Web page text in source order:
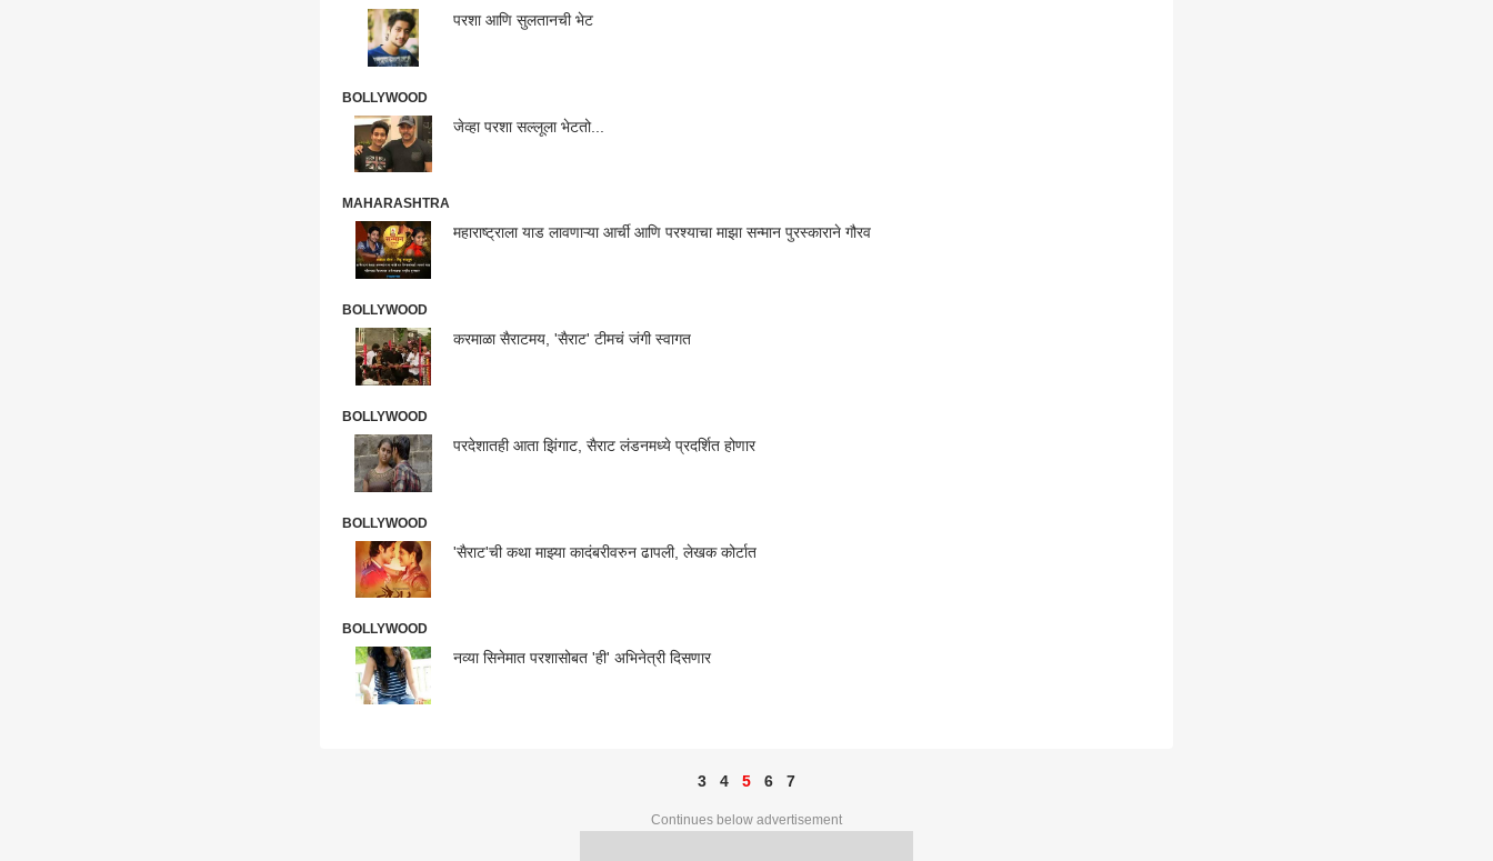
परशा आणि सुलतानची भेट
BOLLYWOOD
जेव्हा परशा सल्लूला भेटतो...
MAHARASHTRA
महाराष्ट्राला याड लावणाऱ्या आर्ची आणि परश्याचा माझा सन्मान पुरस्काराने गौरव
BOLLYWOOD
करमाळा सैराटमय, 'सैराट' टीमचं जंगी स्वागत
BOLLYWOOD
परदेशातही आता झिंगाट, सैराट लंडनमध्ये प्रदर्शित होणार
BOLLYWOOD
'सैराट'ची कथा माझ्या कादंबरीवरुन ढापली, लेखक कोर्टात
BOLLYWOOD
नव्या सिनेमात परशासोबत 'ही' अभिनेत्री दिसणार
3 4 5 6 7
Continues below advertisement